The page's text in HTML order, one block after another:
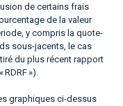
de certains frais
de la valeur
y compris la quote-
sous-jacents, le cas
du plus récent rapport
»).
graphiques ci-dessus